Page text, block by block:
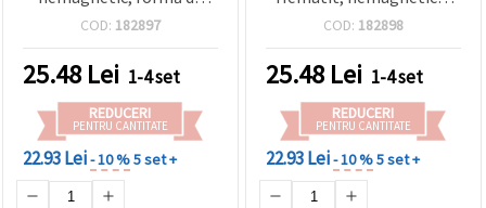
floare, 8x8x3 mm, orificiu:
COD: 182897
25.48 Lei 1-4 set
REDUCERI
PENTRU CANTITATE
22.93 Lei- 10 %5 set +
electroplacate, culoare
8x8x3 mm, gaură 1 mm,
~50 buc.
COD: 182898
25.48 Lei 1-4 set
REDUCERI
PENTRU CANTITATE
22.93 Lei- 10 %5 set +